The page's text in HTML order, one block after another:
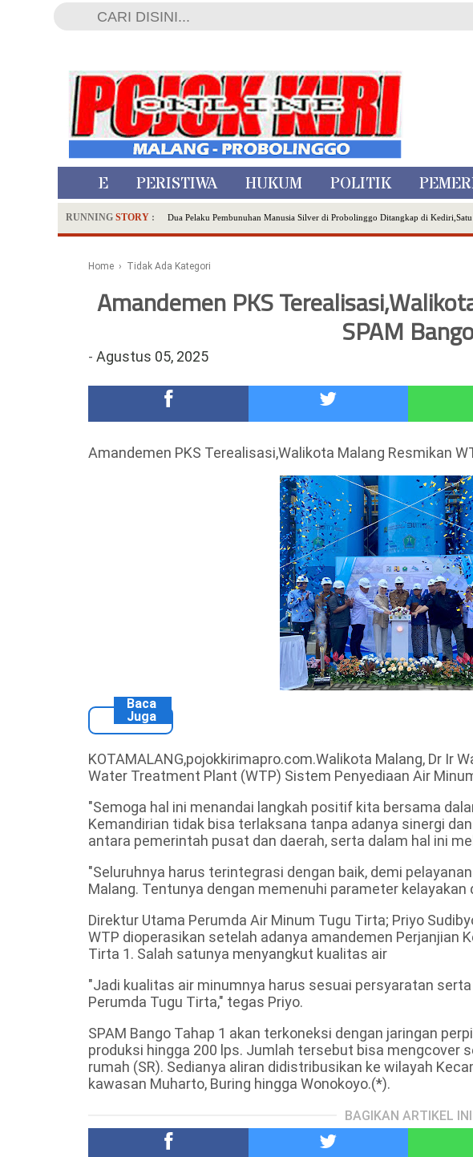
HOME PERISTIWA HUKUM POLITIK
RUNNING STORY : Dua Pelaku Pembunuhan Manusia Silver di Probolinggo Ditangkap di
SDN Sumberejo 02 Kota Batu Kembangkan Program Inovasi Literasi Melalui
Polsek Wonoasih Perkuat Ketahanan Pangan Lewat Dialog Bersama Petani
RILIS RAPAT PLENO TERBUKA PEMUTAKHIRAN DATA PEMILIH
Tugu Tirta Usung 'Smart Water City' di Indonesia City Expo APEKSI XVIII
Meriah,Peringati Hari Bhayangkara ke-80,Polres Batu Gelar Kapolres Cup 9 Ball
Healing-Healing Ke-Malang Batu Jangan Lupa Mampir Ke-Waroeng Tani Dau
Home › Tidak Ada Kategori
Amandemen PKS
SPAM
- Agustus 05, 2025
Amandemen PKS Terealisasi,Walikota Malang Resmikan
Baca
Juga
KOTAMALANG,pojokkirimapro.com.Walikota Malang, Dr Ir
Water Treatment Plant (WTP) Sistem Penyediaan Air
"Semoga hal ini menandai langkah positif kita bersama
Kemandirian tidak bisa terlaksana tanpa adanya sinergi
antara pemerintah pusat dan daerah, serta dalam hal ini
"Seluruhnya harus terintegrasi dengan baik, demi
Malang. Tentunya dengan memenuhi parameter kelayakan
Direktur Utama Perumda Air Minum Tugu Tirta; Priyo
WTP dioperasikan setelah adanya amandemen Perjanjian
Tirta 1. Salah satunya menyangkut kualitas air
"Jadi kualitas air minumnya harus sesuai persyaratan
Perumda Tugu Tirta," tegas Priyo.
SPAM Bango Tahap 1 akan terkoneksi dengan jaringan
produksi hingga 200 lps. Jumlah tersebut bisa mengcover
rumah (SR). Sedianya aliran didistribusikan ke wilayah
kawasan Muharto, Buring hingga Wonokoyo.(*).
BAGIKAN ARTIKEL INI